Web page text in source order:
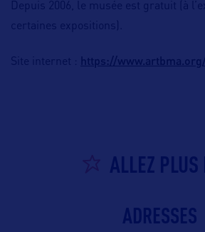
Depuis 2006, le musée est gratuit (à
certaines expositions).
Site internet : https://
ALLEZ PLUS
ADRESSES